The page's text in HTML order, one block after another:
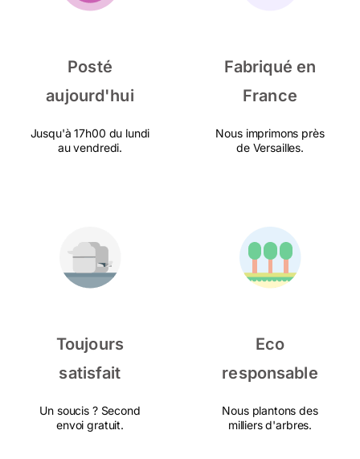
Posté
aujourd'hui
Jusqu'à 17h00 du lundi
au vendredi.
Fabriqué en
France
Nous imprimons près
de Versailles.
Toujours
satisfait
Un soucis ? Second
envoi gratuit.
Eco
responsable
Nous plantons des
milliers d'arbres.